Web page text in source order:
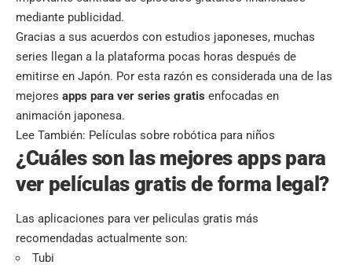
mediante publicidad.
Gracias a sus acuerdos con estudios japoneses, muchas
series llegan a la plataforma pocas horas después de
emitirse en Japón. Por esta razón es considerada una de las
mejores apps para ver series gratis enfocadas en
animación japonesa.
Lee También: Películas sobre robótica para niños
¿Cuáles son las mejores apps para
ver películas gratis de forma legal?
Las aplicaciones para ver peliculas gratis más
recomendadas actualmente son:
Tubi